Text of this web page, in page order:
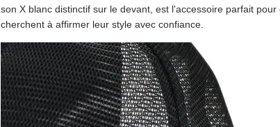
son X blanc distinctif sur le devant, est l'accessoire parfait pour
cherchent à affirmer leur style avec confiance.